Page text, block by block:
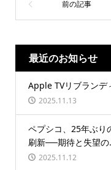
最近のお知らせ
Apple TVリブランデ
2025.11.13
ペプシコ、25年ぶり
刷新──期待と失望の
2025.11.12